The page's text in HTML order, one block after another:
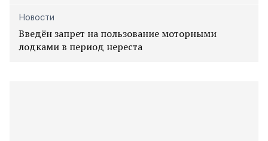
Новости
Введён запрет на пользование моторными
лодками в период нереста